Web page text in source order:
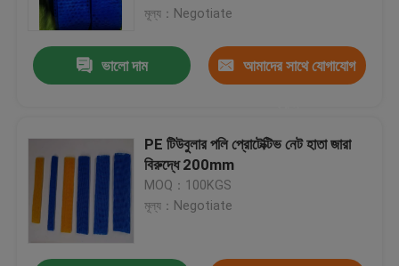
কারখানা ভ্রমণ
যোগাযোগ করুন
উদ্ধৃতির জন্য আবেদন
মূল্য：Negotiate
ভালো দাম আমাদের সাথে যোগাযোগ
PE টিউবুলার পলি প্রোটেক্টিভ নেট হাতা জারা
বিরুদ্ধে 200mm
MOQ：100KGS
মূল্য：Negotiate